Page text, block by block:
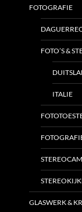
FOTOGRAFIE
FOTO’S &
ITALIE
GLASWERK &